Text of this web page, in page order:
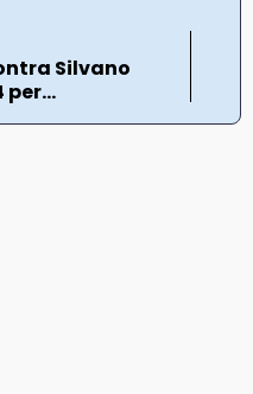
Silvano
per...